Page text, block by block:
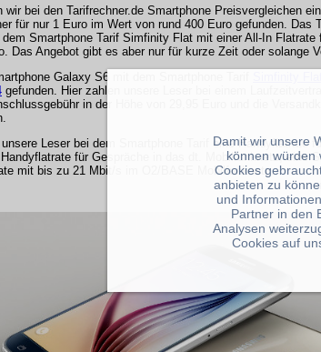
wir bei den Tarifrechner.de Smartphone Preisvergleichen
für nur 1 Euro im Wert von rund 400 Euro gefunden. Das
Smartphone Tarif Simfinity Flat mit einer All-In Flatrate
Das Angebot gibt es aber nur für kurze Zeit oder solange
Galaxy S6 mit dem Smartphone Tarif
gefunden. Hier zahlen unsere Leser bei einem
in der Höhe von 29,95 Euro und die
Leser bei dem Smartphone Tarif eine Handyflatrate
für Gespräche in das dt. Mobilfunknetz, eine
mit bis zu 21 Mbit/s im O2/BASE Mobilfunknetz.
Damit wir unsere
können würden
Cookies
anbieten zu
und
Partner in den
Analysen
Cookies auf